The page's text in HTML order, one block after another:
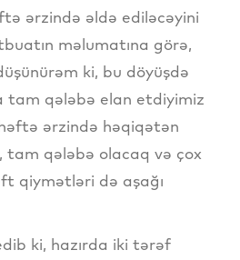
ərzində əldə ediləcəyini
məlumatına görə,
ki, bu döyüşdə
tam qələbə elan etdiyimiz
ərzində həqiqətən
tam qələbə olacaq və çox
qiymətləri də aşağı
ki, hazırda iki tərəf